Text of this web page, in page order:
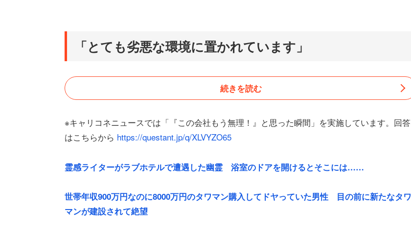
「とても劣悪な環境に置かれています」
続きを読む
※キャリコネニュースでは「『この会社もう無理！』と思った瞬間」を実施しています。回答
はこちらから https://questant.jp/q/XLVYZO65
霊感ライターがラブホテルで遭遇した幽霊 浴室のドアを開けるとそこには……
世帯年収900万円なのに8000万円のタワマン購入してドヤっていた男性 目の前に新たなタワ
マンが建設されて絶望